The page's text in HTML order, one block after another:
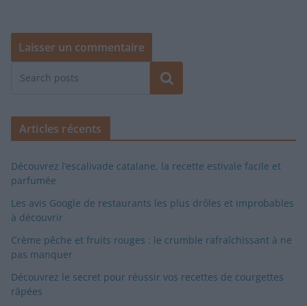
Rechercher
Articles récents
Découvrez l’escalivade catalane, la recette estivale facile et
parfumée
Les avis Google de restaurants les plus drôles et improbables
à découvrir
Crème pêche et fruits rouges : le crumble rafraîchissant à ne
pas manquer
Découvrez le secret pour réussir vos recettes de courgettes
râpées